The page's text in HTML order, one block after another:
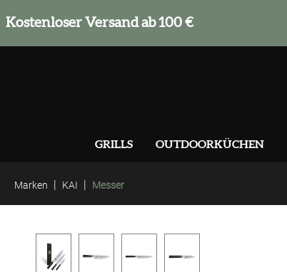
Zur Hauptnavigation springen
Kostenloser Versand ab 100 €
GRILLS OUTDOORKÜCHEN
Marken | KAI | Messer
Bildergalerie überspringen